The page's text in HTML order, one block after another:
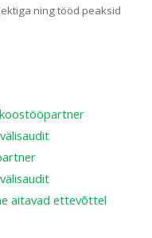
ning tööd peaksid
aitavad ettevõttel